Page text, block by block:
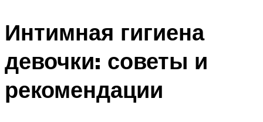
Интимная гигиена
девочки: советы и
рекомендации